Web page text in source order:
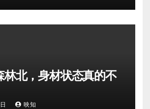
林北，身材状态真的不
映知